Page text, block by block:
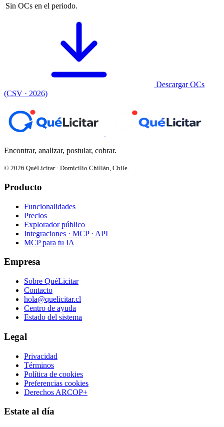
Sin OCs en el periodo.
Descargar OCs
(CSV · 2026)
Encontrar, analizar, postular, cobrar.
© 2026 QuéLicitar · Domicilio Chillán, Chile.
Producto
Funcionalidades
Precios
Explorador público
Integraciones · MCP · API
MCP para tu IA
Empresa
Sobre QuéLicitar
Contacto
hola@quelicitar.cl
Centro de ayuda
Estado del sistema
Legal
Privacidad
Términos
Política de cookies
Preferencias cookies
Derechos ARCOP+
Estate al día